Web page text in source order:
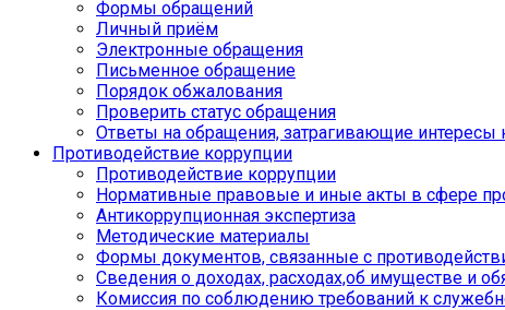
Формы обращений
Личный приём
Электронные обращения
Письменное обращение
Порядок обжалования
Проверить статус обращения
Ответы на обращения, затрагивающие интересы
Противодействие коррупции
Противодействие коррупции
Нормативные правовые и иные акты в сфере
Антикоррупционная экспертиза
Методические материалы
Формы документов, связанные с
Сведения о доходах, расходах,об имуществе и
Комиссия по соблюдению требований к